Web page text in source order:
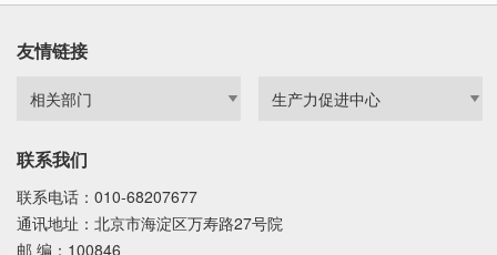
友情链接
联系我们
联系电话：010-68207677
通讯地址：北京市海淀区万寿路27号院
邮 编：100846